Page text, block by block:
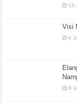
15
Visi
6
6